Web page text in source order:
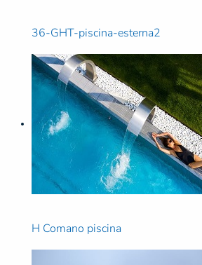
36-GHT-piscina-esterna2
H Comano piscina